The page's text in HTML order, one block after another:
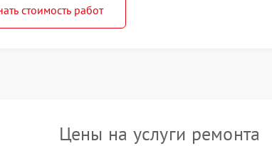
стоимость работ
Цены на услуги ремонта